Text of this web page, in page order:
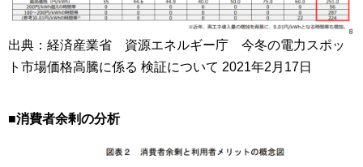
出典：経済産業省 資源エネルギー庁 今冬の電力スポッ
ト市場価格高騰に係る 検証について 2021年2月17日
■消費者余剰の分析